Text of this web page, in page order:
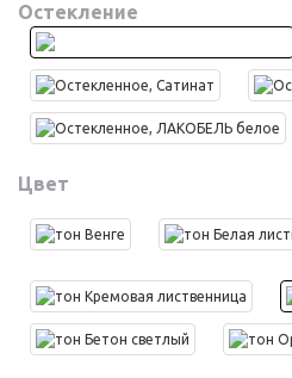
Остекление
Цвет